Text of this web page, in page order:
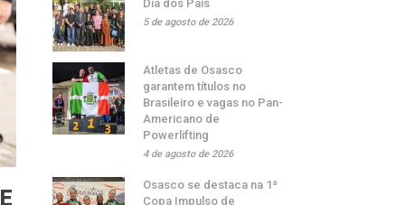
Dia dos Pais
5 de agosto de 2026
Atletas de Osasco
garantem títulos no
Brasileiro e vagas no Pan-
Americano de
Powerlifting
4 de agosto de 2026
Osasco se destaca na 1ª
Copa Impulso de